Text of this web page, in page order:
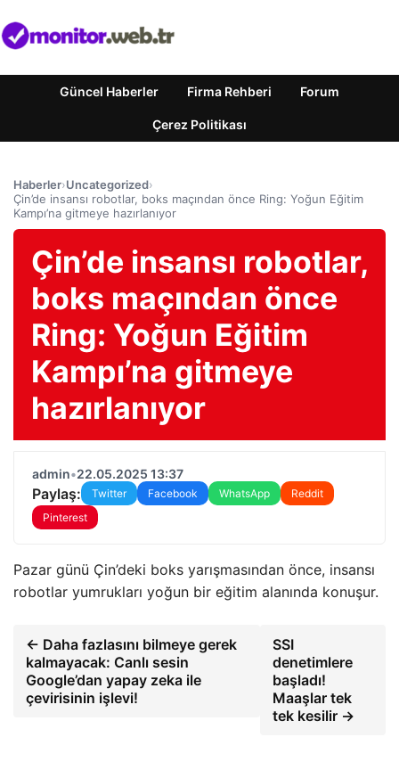
Güncel Haberler Firma Rehberi Forum
Çerez Politikası
Haberler›Uncategorized›
Çin’de insansı robotlar, boks maçından önce Ring: Yoğun Eğitim
Kampı’na gitmeye hazırlanıyor
Çin’de insansı robotlar,
boks maçından önce
Ring: Yoğun Eğitim
Kampı’na gitmeye
hazırlanıyor
admin•22.05.2025 13:37
Paylaş: Twitter Facebook WhatsApp
Reddit
Pinterest
Pazar günü Çin’deki boks yarışmasından önce, insansı
robotlar yumrukları yoğun bir eğitim alanında konuşur.
← Daha fazlasını bilmeye gerek
kalmayacak: Canlı sesin
Google’dan yapay zeka ile
çevirisinin işlevi!
SSI
denetimlere
başladı!
Maaşlar tek
tek kesilir →